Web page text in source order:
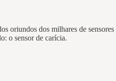
oriundos dos milhares de
o sensor de carícia.